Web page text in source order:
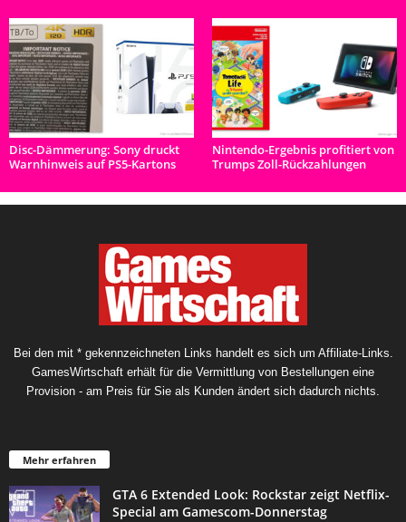
Disc-Dämmerung: Sony druckt
Warnhinweis auf PS5-Kartons
Nintendo-Ergebnis profitiert von
Trumps Zoll-Rückzahlungen
Bei den mit * gekennzeichneten Links handelt es sich um Affiliate-Links.
GamesWirtschaft erhält für die Vermittlung von Bestellungen eine
Provision - am Preis für Sie als Kunden ändert sich dadurch nichts.
Mehr erfahren
GTA 6 Extended Look: Rockstar zeigt Netflix-
Special am Gamescom-Donnerstag